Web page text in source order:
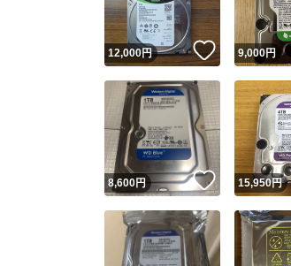
12,000円 いいね！
9,000円
8,600円 いいね！
15,950円